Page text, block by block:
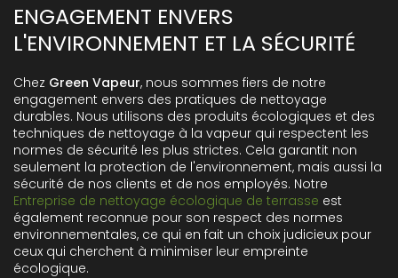
ENGAGEMENT ENVERS
L'ENVIRONNEMENT ET LA SÉCURITÉ
Chez Green Vapeur, nous sommes fiers de notre
engagement envers des pratiques de nettoyage
durables. Nous utilisons des produits écologiques et des
techniques de nettoyage à la vapeur qui respectent les
normes de sécurité les plus strictes. Cela garantit non
seulement la protection de l'environnement, mais aussi la
sécurité de nos clients et de nos employés. Notre
Entreprise de nettoyage écologique de terrasse est
également reconnue pour son respect des normes
environnementales, ce qui en fait un choix judicieux pour
ceux qui cherchent à minimiser leur empreinte
écologique.